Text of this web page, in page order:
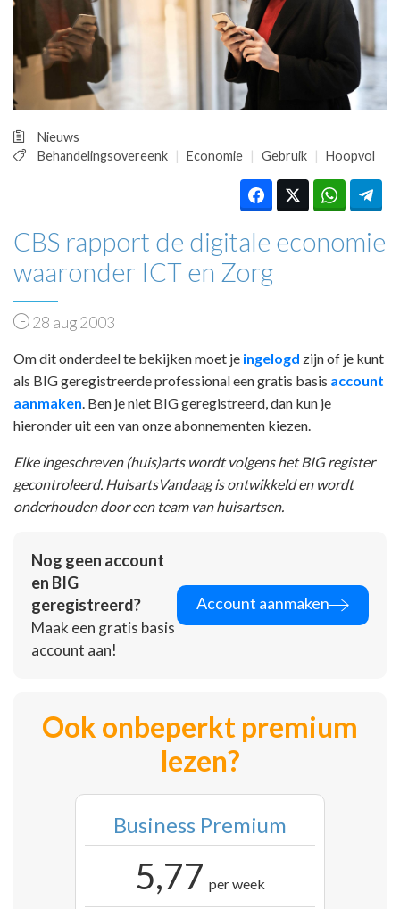
PRAKTIJKZAKEN
TARIEVEN
VPHUISARTSEN
MEDISCHE VAKHANDEL
REGISTRATIE
Nieuws
Behandelingsovereenk
Economie Gebruik Hoopvol
CBS rapport de digitale economie
waaronder ICT en Zorg
28 aug 2003
Om dit onderdeel te bekijken moet je ingelogd zijn of je kunt
als BIG geregistreerde professional een gratis basis account
aanmaken . Ben je niet BIG geregistreerd, dan kun je
hieronder uit een van onze abonnementen kiezen.
Elke ingeschreven (huis)arts wordt volgens het BIG register
gecontroleerd. HuisartsVandaag is ontwikkeld en wordt
onderhouden door een team van huisartsen.
Nog geen account
en BIG
geregistreerd?
Maak een gratis basis
account aan!
Account aanmaken
Ook onbeperkt premium
lezen?
Business Premium
5,77 per week